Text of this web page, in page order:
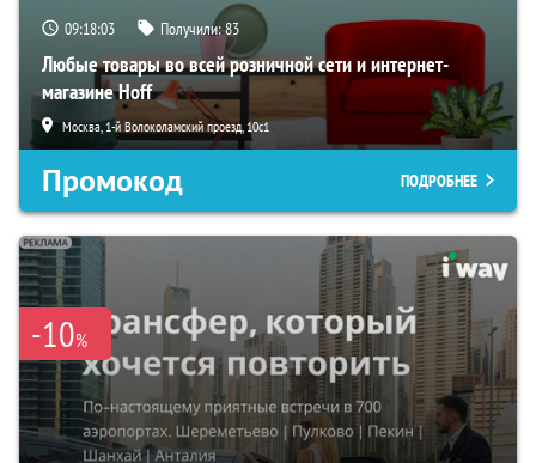
09:18:02 Получили:83
Любые товары во всей розничной сети и интернет-
магазине Hoff
Москва, 1-й Волоколамский проезд, 10с1
Промокод ПОДРОБНЕЕ
-10%